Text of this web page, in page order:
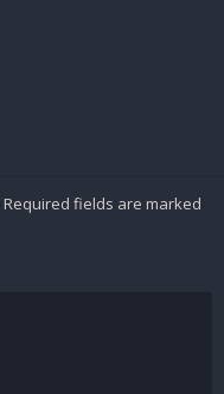
Required fields are marked